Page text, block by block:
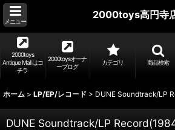
メニュー
2000toys高円寺
2000toys
Antique Mall はコ
チラ
2000toysオーナ
ーブログ
カテゴリ 商品検索
ホーム > LP/EP/レコード > DUNE Soundtrack/LP
DUNE Soundtrack/LP